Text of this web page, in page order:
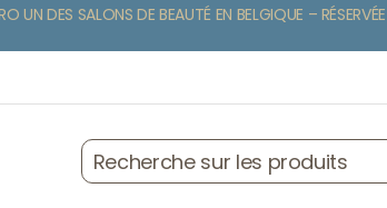
UN DES SALONS DE BEAUTÉ EN BELGIQUE –